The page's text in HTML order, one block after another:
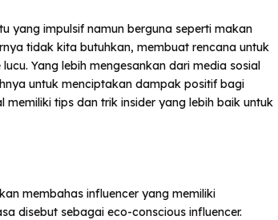
yang impulsif namun berguna seperti makan
tidak kita butuhkan, membuat rencana untuk
Yang lebih mengesankan dari media sosial
untuk menciptakan dampak positif bagi
memiliki tips dan trik insider yang lebih baik untuk
membahas influencer yang memiliki
disebut sebagai eco-conscious influencer.